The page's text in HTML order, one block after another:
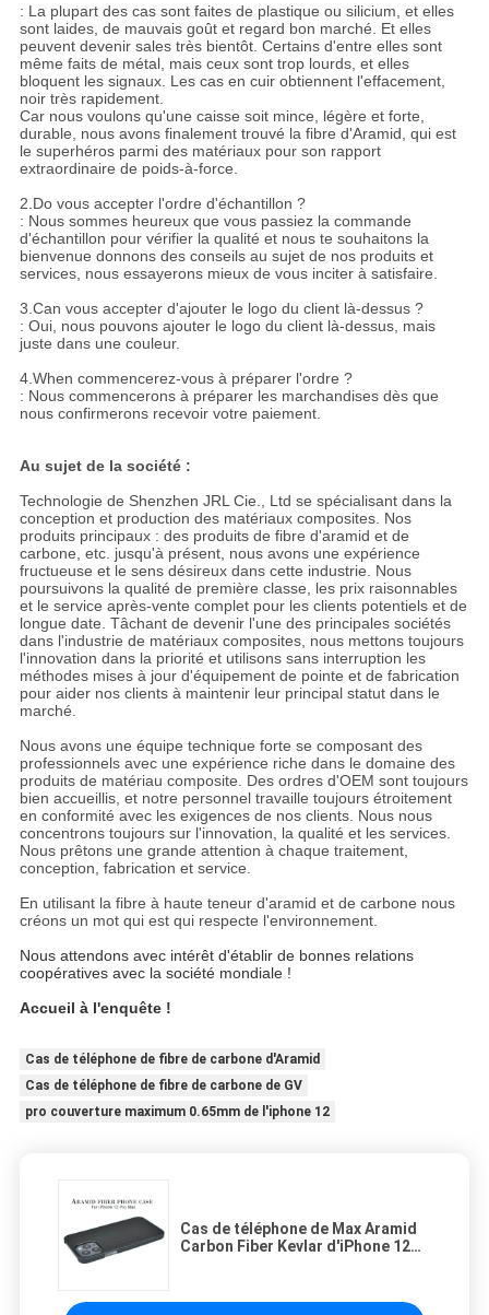
: La plupart des cas sont faites de plastique ou silicium, et elles
sont laides, de mauvais goût et regard bon marché. Et elles
peuvent devenir sales très bientôt. Certains d'entre elles sont
même faits de métal, mais ceux sont trop lourds, et elles
bloquent les signaux. Les cas en cuir obtiennent l'effacement,
noir très rapidement.
Car nous voulons qu'une caisse soit mince, légère et forte,
durable, nous avons finalement trouvé la fibre d'Aramid, qui est
le superhéros parmi des matériaux pour son rapport
extraordinaire de poids-à-force.
2.Do vous accepter l'ordre d'échantillon ?
: Nous sommes heureux que vous passiez la commande
d'échantillon pour vérifier la qualité et nous te souhaitons la
bienvenue donnons des conseils au sujet de nos produits et
services, nous essayerons mieux de vous inciter à satisfaire.
3.Can vous accepter d'ajouter le logo du client là-dessus ?
: Oui, nous pouvons ajouter le logo du client là-dessus, mais
juste dans une couleur.
4.When commencerez-vous à préparer l'ordre ?
: Nous commencerons à préparer les marchandises dès que
nous confirmerons recevoir votre paiement.
Au sujet de la société :
Technologie de Shenzhen JRL Cie., Ltd se spécialisant dans la
conception et production des matériaux composites. Nos
produits principaux : des produits de fibre d'aramid et de
carbone, etc. jusqu'à présent, nous avons une expérience
fructueuse et le sens désireux dans cette industrie. Nous
poursuivons la qualité de première classe, les prix raisonnables
et le service après-vente complet pour les clients potentiels et de
longue date. Tâchant de devenir l'une des principales sociétés
dans l'industrie de matériaux composites, nous mettons toujours
l'innovation dans la priorité et utilisons sans interruption les
méthodes mises à jour d'équipement de pointe et de fabrication
pour aider nos clients à maintenir leur principal statut dans le
marché.
Nous avons une équipe technique forte se composant des
professionnels avec une expérience riche dans le domaine des
produits de matériau composite. Des ordres d'OEM sont toujours
bien accueillis, et notre personnel travaille toujours étroitement
en conformité avec les exigences de nos clients. Nous nous
concentrons toujours sur l'innovation, la qualité et les services.
Nous prêtons une grande attention à chaque traitement,
conception, fabrication et service.
En utilisant la fibre à haute teneur d'aramid et de carbone nous
créons un mot qui est qui respecte l'environnement.
Nous attendons avec intérêt d'établir de bonnes relations
coopératives avec la société mondiale !
Accueil à l'enquête !
Cas de téléphone de fibre de carbone d'Aramid
Cas de téléphone de fibre de carbone de GV
pro couverture maximum 0.65mm de l'iphone 12
Cas de téléphone de Max Aramid
Carbon Fiber Kevlar d'iPhone 12